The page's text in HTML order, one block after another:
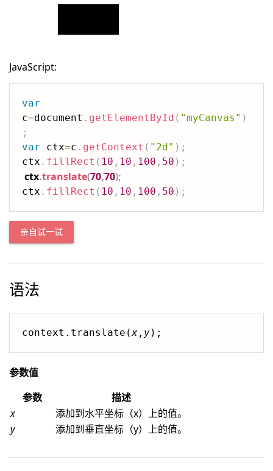
JavaScript:
var
c=document . getElementById ( "myCanvas" )
;
var ctx=c . getContext ( "2d" ) ;
ctx . fillRect ( 10 , 10 , 100 , 50 ) ;
ctx.translate(70,70);
ctx . fillRect ( 10 , 10 , 100 , 50 ) ;
亲自试一试
语法
context.translate(x , y);
参数值
参数
描述
x
添加到水平坐标（x）上的值。
y
添加到垂直坐标（y）上的值。